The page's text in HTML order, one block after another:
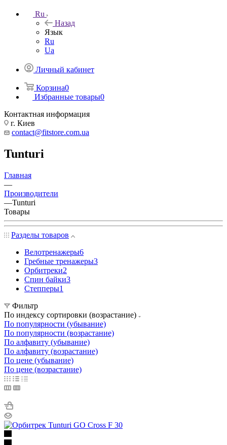
Ru
Назад
Язык
Ru
Ua
Личный кабинет
Корзина0
Избранные товары0
Контактная информация
г. Киев
contact@fitstore.com.ua
Tunturi
Главная
—
Производители
—Tunturi
Товары
Разделы товаров
Велотренажеры6
Гребные тренажеры3
Орбитреки2
Спин байки3
Степперы1
Фильтр
По индексу сортировки (возрастание)
По популярности (убывание)
По популярности (возрастание)
По алфавиту (убывание)
По алфавиту (возрастание)
По цене (убывание)
По цене (возрастание)